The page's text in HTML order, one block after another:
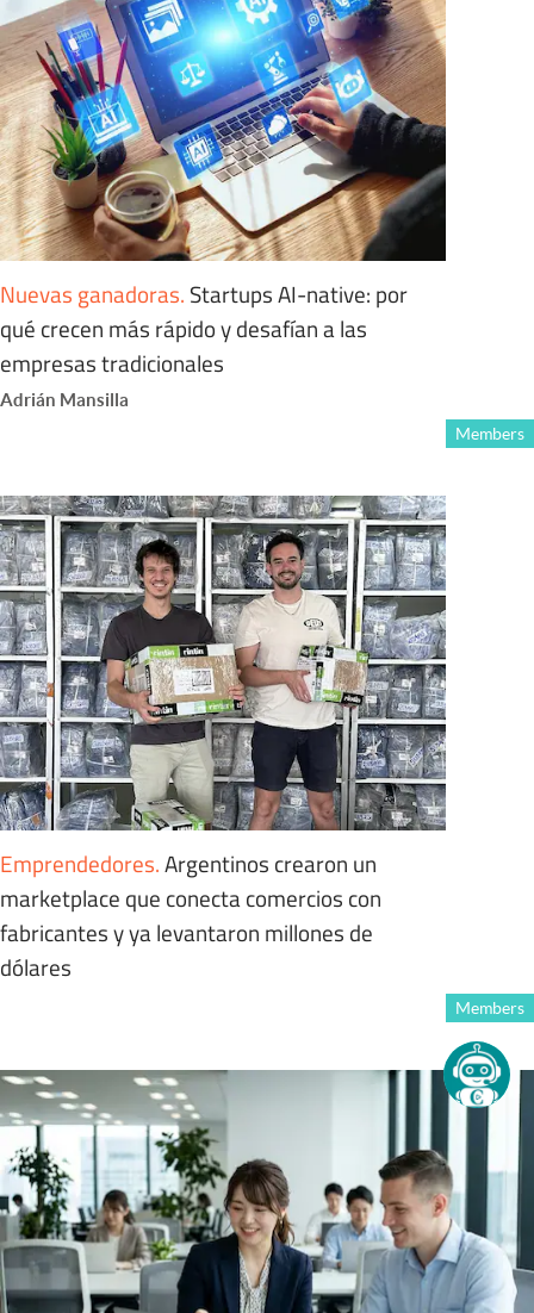
Nuevas ganadoras. Startups AI-native: por
qué crecen más rápido y desafían a las
empresas tradicionales
Adrián Mansilla
Members
Emprendedores.Argentinos crearon un
marketplace que conecta comercios con
fabricantes y ya levantaron millones de
dólares
Members